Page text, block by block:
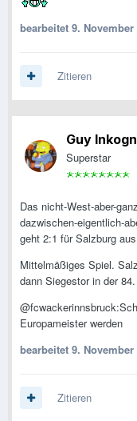
bearbeitet 9. November
Zitieren
Guy
Superstar
Das nicht-West-aber-
dazwischen-eigentlich-
geht 2:1 für Salzburg
Mittelmäßiges Spiel.
dann Siegestor in der
Europameister werden
bearbeitet 9. November
Zitieren